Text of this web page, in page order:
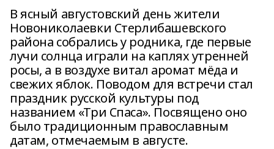
В ясный августовский день жители
Новониколаевки Стерлибашевского
района собрались у родника, где первые
лучи солнца играли на каплях утренней
росы, а в воздухе витал аромат мёда и
свежих яблок. Поводом для встречи стал
праздник русской культуры под
названием «Три Спаса». Посвящено оно
было традиционным православным
датам, отмечаемым в августе.